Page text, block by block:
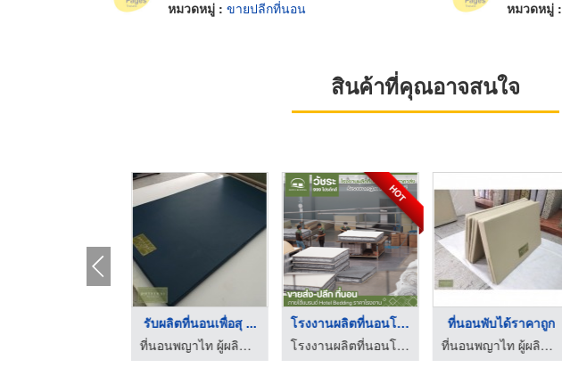
หมวดหมู่ : ขายปลีกที่นอน
หมวดหมู่ :
สินค้าที่คุณอาจสนใจ
รับผลิตที่นอนเพื่อสุ ...
ที่นอนพญาไท ผู้ผลิตที่นอนขายส่ง-ปลีก
HOT
โรงงานผลิตที่นอนโรงแ ...
โรงงานผลิตที่นอนโรงแรม
ที่นอนพับได้ราคาถูก
ที่นอนพญาไท ผู้ผลิตที่นอนขายส่ง-ปลีก